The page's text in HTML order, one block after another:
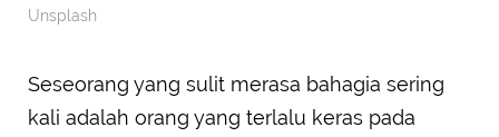
Unsplash
Seseorang yang sulit merasa bahagia sering
kali adalah orang yang terlalu keras pada